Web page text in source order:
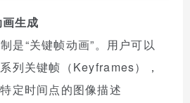
生成
是“关键帧动画”。用户可以
列关键帧（Keyframes），
定时间点的图像描述